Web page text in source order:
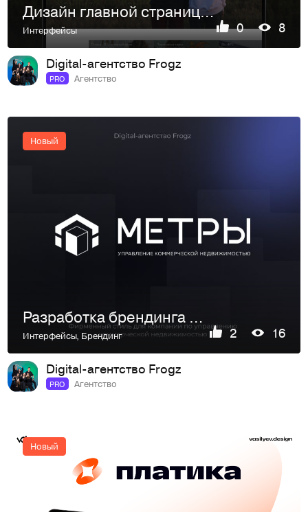
Дизайн главной страницы сайта для бренда одежды
Интерфейсы 0 8
Digital-агентство Frogz
PRO Агентство
Новый
Разработка брендинга и сайта для компании по управлению коммерческой недвижимости
Интерфейсы, Брендинг 2 16
Digital-агентство Frogz
PRO Агентство
Новый